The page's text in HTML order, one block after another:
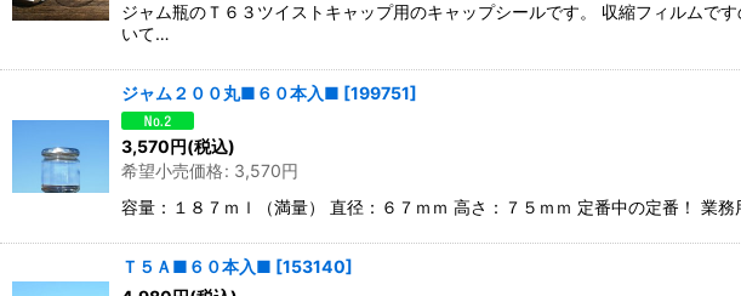
ジャム瓶のＴ６３ツイストキャップ用のキャップシールです。 収縮フィルムで
いて…
ジャム２００丸■６０本入■ [199751]
3,570円(税込)
希望小売価格: 3,570円
容量：１８７ｍｌ（満量） 直径：６７ｍｍ 高さ：７５ｍｍ 定番中の定番！ 業
Ｔ５Ａ■６０本入■ [153140]